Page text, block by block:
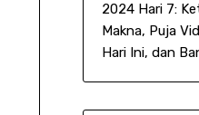
2024 Hari 7:
Makna, Puja
Hari Ini, dan